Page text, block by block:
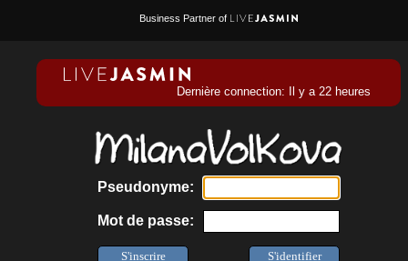
Business Partner of
Dernière connection: Il y a 22 heures
Pseudonyme:
Mot de passe: